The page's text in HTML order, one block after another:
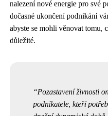
nalezení nové energie pro své
dočasné ukončení podnikání
abyste se mohli věnovat tomu,
důležité.
Pozastavení živnosti
podnikatele, kteří